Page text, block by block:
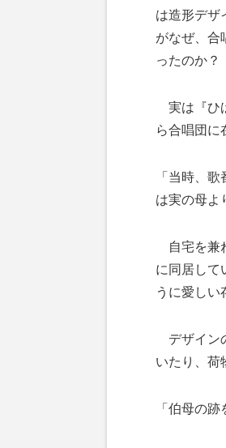
は造形デザ
がなぜ、合
ったのか？
実は『ひ
ら合唱団に
「当時、
は実の母よ
自宅を兼
に同居して
うに愛しい
デザイン
いたり、荷
「伯母の